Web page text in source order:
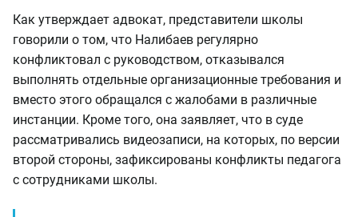
Как утверждает адвокат, представители школы
говорили о том, что Налибаев регулярно
конфликтовал с руководством, отказывался
выполнять отдельные организационные требования и
вместо этого обращался с жалобами в различные
инстанции. Кроме того, она заявляет, что в суде
рассматривались видеозаписи, на которых, по версии
второй стороны, зафиксированы конфликты педагога
с сотрудниками школы.